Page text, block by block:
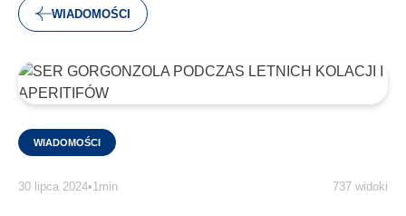
WIADOMOŚCI
WIADOMOŚCI
30 lipca 2024•1min 737 widoki